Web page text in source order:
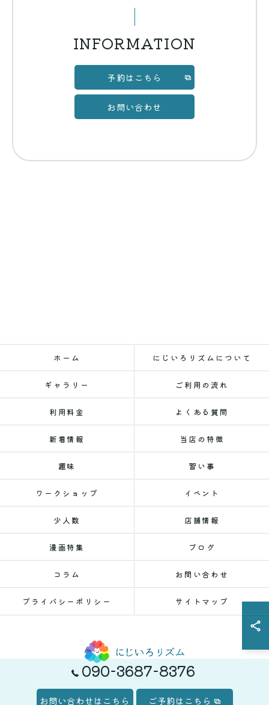
INFORMATION
予約はこちら
お問い合わせ
090-3687-8376
お問い合わせはこちら ご予約はこちら
ホーム にじいろリズムについて
ギャラリー ご利用の流れ
利用料金 よくある質問
新着情報 当店の特徴
趣味 習い事
ワークショップ イベント
少人数 店舗情報
漫画特集 ブログ
コラム お問い合わせ
プライバシーポリシー サイトマップ
© 2026 新潟県新潟市のレンタルスペースならにじいろリズム ALL RIGHTS